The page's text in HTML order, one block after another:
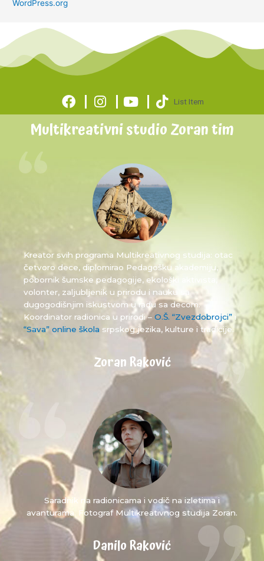
WordPress.org
List Item
Multikreativni studio Zoran tim
Kreator svih programa Multikreativnog studija: otac
četvoro dece, diplomirao Pedagošku akademiju,
pobornik šumske pedagogije, ekološki aktivista,
volonter, zaljubljenik u prirodu i nauku sa
dugogodišnjim iskustvom u radu sa decom.
Koordinator radionica u prirodi – O.Š. “Zvezdobrojci” i
“Sava” online škola srpskog jezika, kulture i tradicije.
Zoran Raković
Saradnik na radionicama i vodič na izletima i
avanturama. Fotograf Multikreativnog studija Zoran.
Danilo Raković